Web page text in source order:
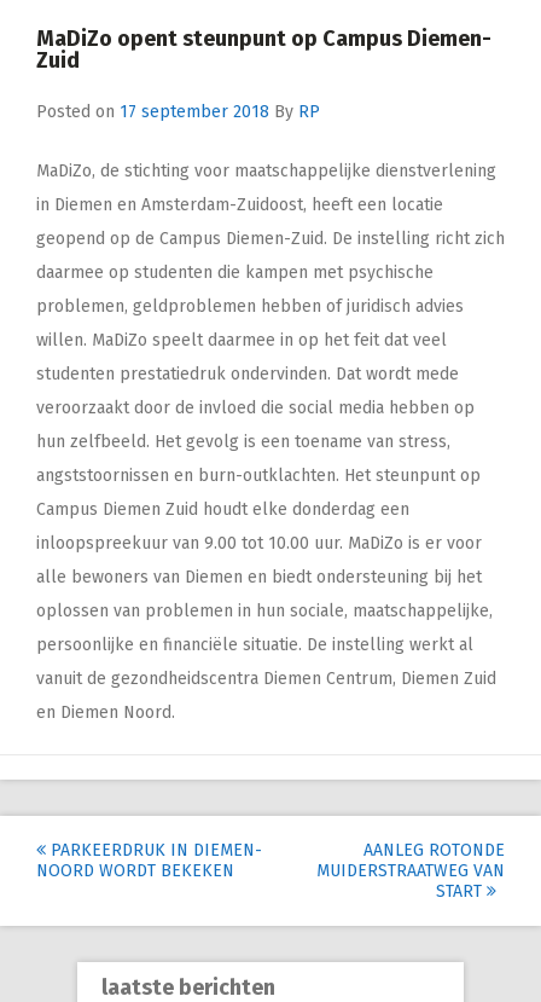
MaDiZo opent steunpunt op Campus Diemen-
Zuid
Posted on 17 september 2018 By RP
MaDiZo, de stichting voor maatschappelijke dienstverlening
in Diemen en Amsterdam-Zuidoost, heeft een locatie
geopend op de Campus Diemen-Zuid. De instelling richt zich
daarmee op studenten die kampen met psychische
problemen, geldproblemen hebben of juridisch advies
willen. MaDiZo speelt daarmee in op het feit dat veel
studenten prestatiedruk ondervinden. Dat wordt mede
veroorzaakt door de invloed die social media hebben op
hun zelfbeeld. Het gevolg is een toename van stress,
angststoornissen en burn-outklachten. Het steunpunt op
Campus Diemen Zuid houdt elke donderdag een
inloopspreekuur van 9.00 tot 10.00 uur. MaDiZo is er voor
alle bewoners van Diemen en biedt ondersteuning bij het
oplossen van problemen in hun sociale, maatschappelijke,
persoonlijke en financiële situatie. De instelling werkt al
vanuit de gezondheidscentra Diemen Centrum, Diemen Zuid
en Diemen Noord.
Post
PARKEERDRUK IN DIEMEN-
NOORD WORDT BEKEKEN
AANLEG ROTONDE
MUIDERSTRAATWEG VAN
START
laatste berichten